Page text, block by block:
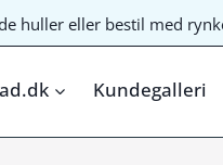
huller eller bestil med
Kundegalleri